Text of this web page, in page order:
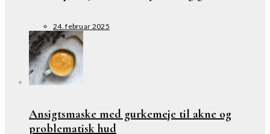
24. februar 2025
Ansigtsmaske med gurkemeje til akne og
problematisk hud